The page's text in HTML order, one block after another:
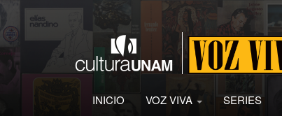
INICIO VOZ VIVA SERIES